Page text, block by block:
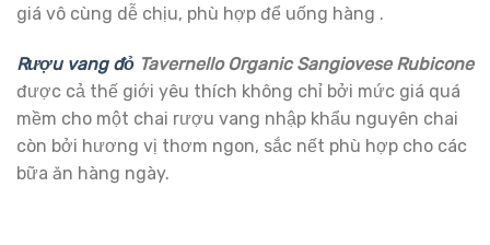
giá vô cùng dễ chịu, phù hợp để uống hàng .
Rượu vang đỏ Tavernello Organic Sangiovese Rubicone
được cả thế giới yêu thích không chỉ bởi mức giá quá
mềm cho một chai rượu vang nhập khẩu nguyên chai
còn bởi hương vị thơm ngon, sắc nết phù hợp cho các
bữa ăn hàng ngày.